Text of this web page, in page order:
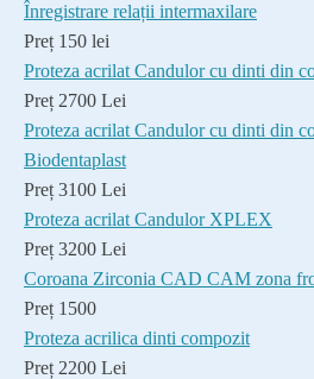
Înregistrare relații intermaxilare
Preț 150 lei
Proteza acrilat Candulor cu dinti din
Preț 2700 Lei
Proteza acrilat Candulor cu dinti din
Biodentaplast
Preț 3100 Lei
Proteza acrilat Candulor XPLEX
Preț 3200 Lei
Coroana Zirconia CAD CAM zona
Preț 1500
Proteza acrilica dinti compozit
Preț 2200 Lei